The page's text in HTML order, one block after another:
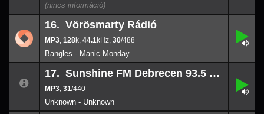
16.
16. Vörösmarty Rádió
, 128k, 44.1 , 30/488
Bangles - Manic Monday
k
488
17.
17. Sunshine FM Debrecen 93.5 MHz
, 31/440
Unknown - Unknown
440